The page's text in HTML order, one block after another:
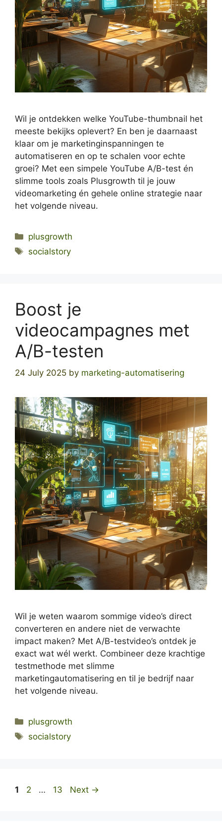
Wil je ontdekken welke YouTube-thumbnail het
meeste bekijks oplevert? En ben je daarnaast
klaar om je marketinginspanningen te
automatiseren en op te schalen voor echte
groei? Met een simpele YouTube A/B-test én
slimme tools zoals Plusgrowth til je jouw
videomarketing én gehele online strategie naar
het volgende niveau.
Categories
plusgrowth
Tags
socialstory
Boost je
videocampagnes met
A/B-testen
24 July 2025 by marketing-automatisering
Wil je weten waarom sommige video’s direct
converteren en andere niet de verwachte
impact maken? Met A/B-testvideo’s ontdek je
exact wat wél werkt. Combineer deze krachtige
testmethode met slimme
marketingautomatisering en til je bedrijf naar
het volgende niveau.
Categories
plusgrowth
Tags
socialstory
Page
1 Page
2 … Page
13 Next →